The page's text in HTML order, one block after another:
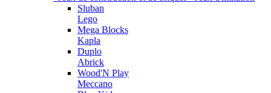
Sluban
Lego
Mega Blocks
Kapla
Duplo
Abrick
Wood'N Play
Meccano